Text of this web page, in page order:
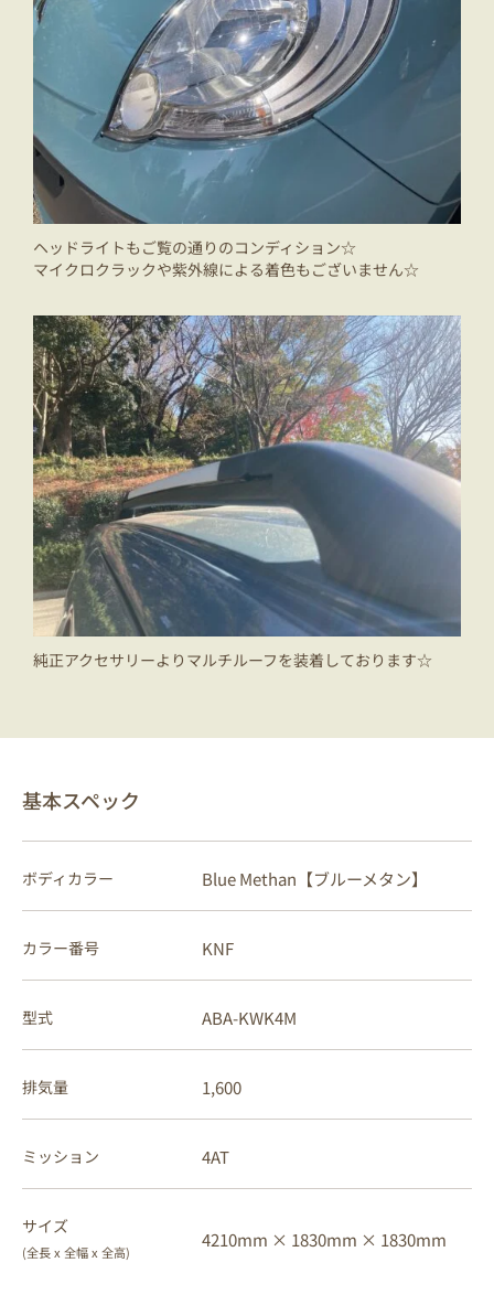
ヘッドライトもご覧の通りのコンディション☆
マイクロクラックや紫外線による着色もございません☆
純正アクセサリーよりマルチルーフを装着しております☆
基本スペック
ボディカラー Blue Methan【ブルーメタン】
カラー番号 KNF
型式 ABA-KWK4M
排気量 1,600
ミッション 4AT
サイズ
(全長 x 全幅 x 全高)
4210mm × 1830mm × 1830mm